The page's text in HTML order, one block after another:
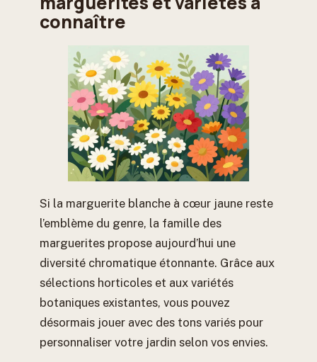
connaître
Si la marguerite blanche à cœur jaune reste
l’emblème du genre, la famille des
marguerites propose aujourd’hui une
diversité chromatique étonnante. Grâce aux
sélections horticoles et aux variétés
botaniques existantes, vous pouvez
désormais jouer avec des tons variés pour
personnaliser votre jardin selon vos envies.